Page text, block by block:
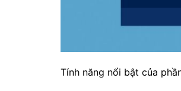
Tính năng nổi bật của